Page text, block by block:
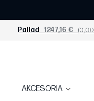
Pallad 1247,16 €
AKCESORIA